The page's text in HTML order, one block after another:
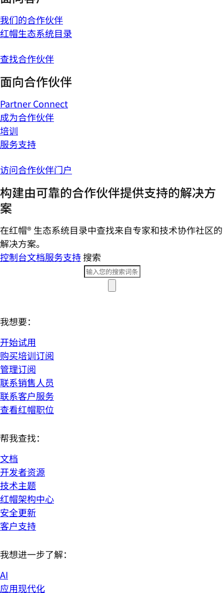
我们的合作伙伴
红帽生态系统目录
查找合作伙伴
面向合作伙伴
Partner Connect
成为合作伙伴
培训
服务支持
访问合作伙伴门户
构建由可靠的合作伙伴提供支持的解决方
案
在红帽® 生态系统目录中查找来自专家和技术协作社区的
解决方案。
控制台文档服务支持搜索
我想要：
开始试用
购买培训订阅
管理订阅
联系销售人员
联系客户服务
查看红帽职位
帮我查找：
文档
开发者资源
技术主题
红帽架构中心
安全更新
客户支持
我想进一步了解：
AI
应用现代化